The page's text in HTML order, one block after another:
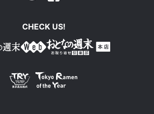
CHECK US!